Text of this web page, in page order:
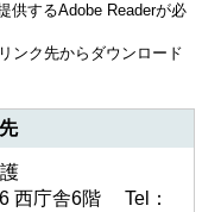
供するAdobe Readerが必
ンク先からダウンロード
西庁舎6階 Tel：